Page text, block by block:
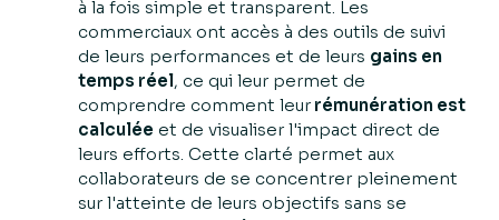
à la fois simple et transparent. Les
commerciaux ont accès à des outils de suivi
de leurs performances et de leurs gains en
temps réel , ce qui leur permet de
comprendre comment leurrémunération est
calculée et de visualiser l'impact direct de
leurs efforts. Cette clarté permet aux
collaborateurs de se concentrer pleinement
sur l'atteinte de leurs objectifs sans se